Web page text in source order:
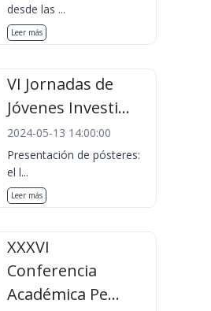
desde las ...
Leer más
VI Jornadas de
Jóvenes Investi...
2024-05-13 14:00:00
Presentación de pósteres:
el l...
Leer más
XXXVI
Conferencia
Académica Pe...